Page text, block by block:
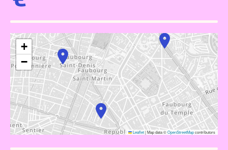
+
−
Leaflet|Map data ©OpenStreetMapcontributors